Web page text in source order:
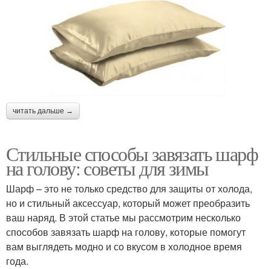
читать дальше →
Стильные способы завязать шарф
на голову: советы для зимы
Шарф – это не только средство для защиты от холода,
но и стильный аксессуар, который может преобразить
ваш наряд. В этой статье мы рассмотрим несколько
способов завязать шарф на голову, которые помогут
вам выглядеть модно и со вкусом в холодное время
года.